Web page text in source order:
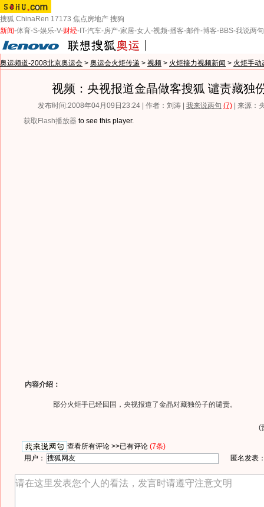
搜狐 ChinaRen 17173 焦点房地产 搜狗
新闻-体育-S-娱乐-V-财经- IT-汽车-房产-家居-女人-视频-播客-邮件-博客-BBS-我说两句
奥运频道-2008北京奥运会 > 奥运会火炬传递 > 视频 > 火炬接力视频新闻 > 火炬手动
视频：央视报道金晶做客搜狐 谴责藏独
发布时间:2008年04月09日23:24 | 作者：刘涛 | 我来说两句 (7) | 来源：
获取Flash播放器 to see this player.
内容介绍：
部分火炬手已经回国，央视报道了金晶对藏独份子的谴责。
(
查看所有评论 >>已有评论 (7条)
用户：
匿名发表